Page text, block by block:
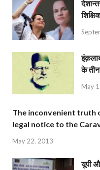
के तीन
May
The inconvenient truth
legal notice to the
May 22, 2013
यूपी